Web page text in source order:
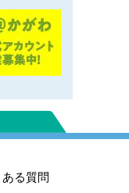
ある質問